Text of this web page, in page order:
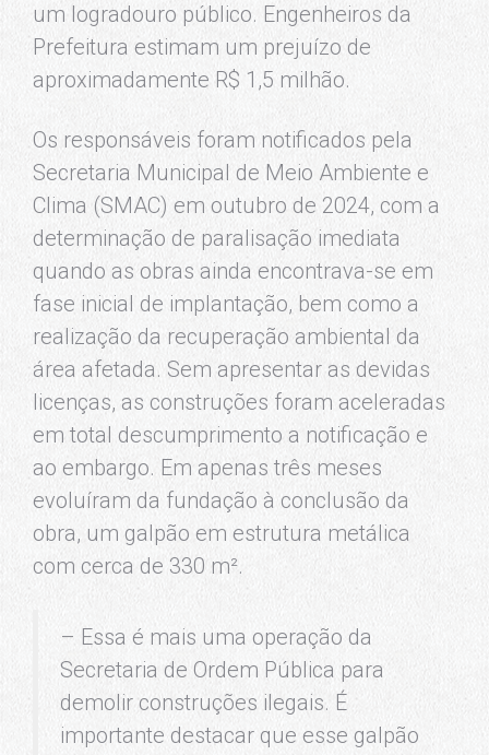
um logradouro público. Engenheiros da
Prefeitura estimam um prejuízo de
aproximadamente R$ 1,5 milhão.
Os responsáveis foram notificados pela
Secretaria Municipal de Meio Ambiente e
Clima (SMAC) em outubro de 2024, com a
determinação de paralisação imediata
quando as obras ainda encontrava-se em
fase inicial de implantação, bem como a
realização da recuperação ambiental da
área afetada. Sem apresentar as devidas
licenças, as construções foram aceleradas
em total descumprimento a notificação e
ao embargo. Em apenas três meses
evoluíram da fundação à conclusão da
obra, um galpão em estrutura metálica
com cerca de 330 m².
– Essa é mais uma operação da
Secretaria de Ordem Pública para
demolir construções ilegais. É
importante destacar que esse galpão